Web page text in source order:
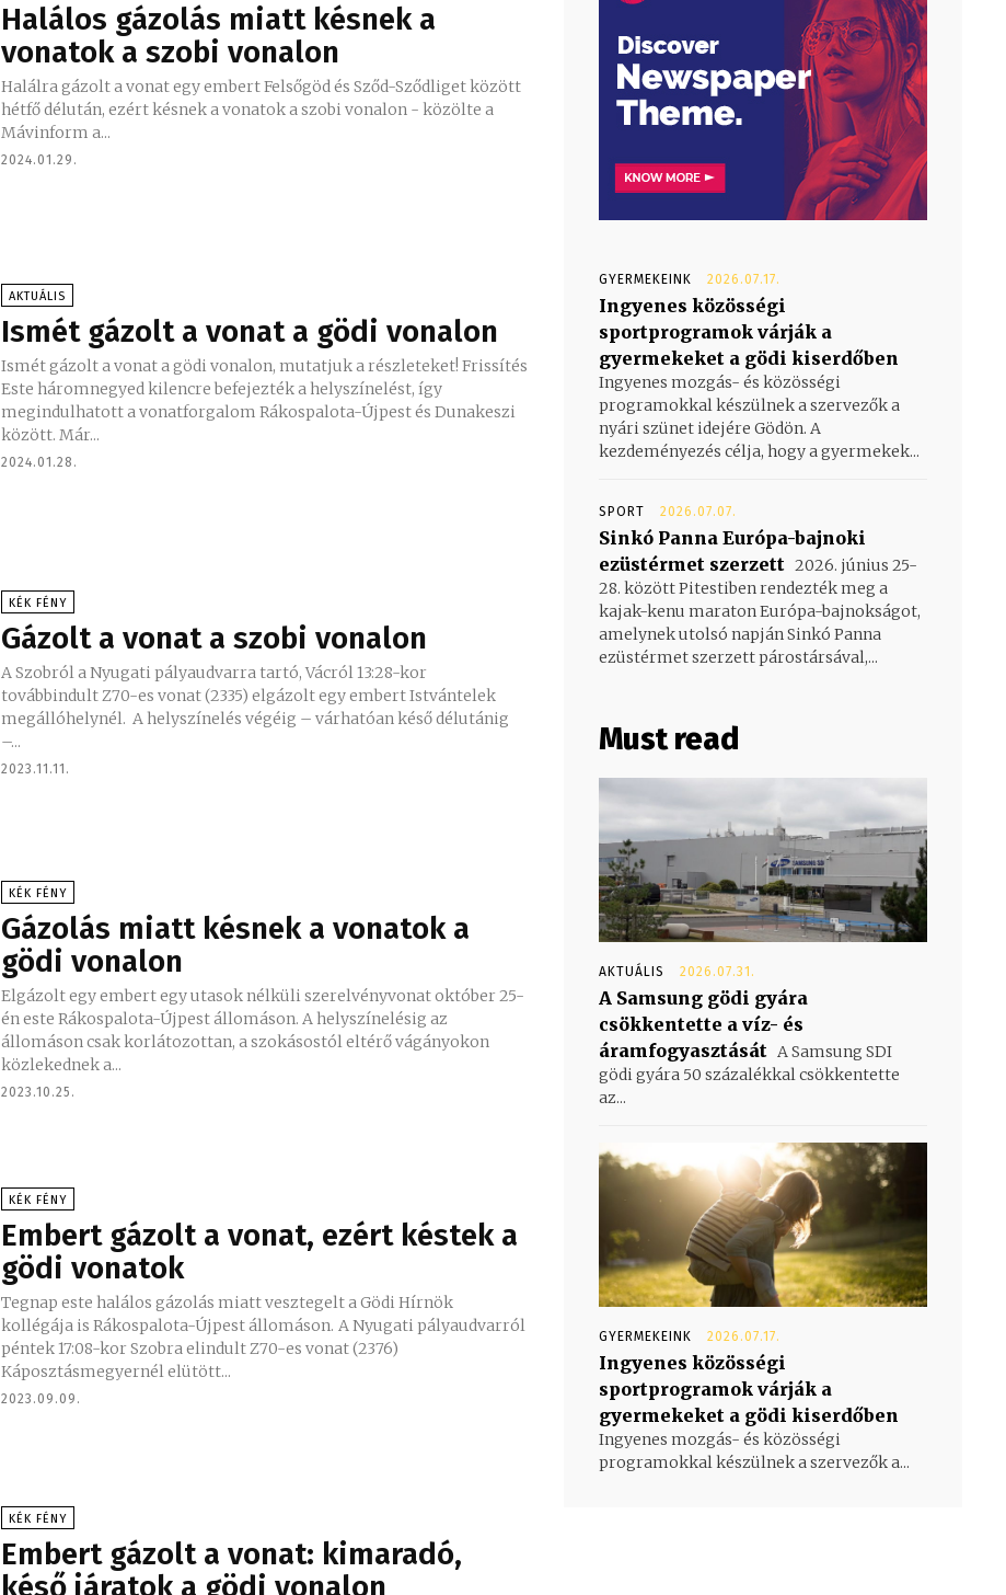
Halálos gázolás miatt késnek a
vonatok a szobi vonalon
Halálra gázolt a vonat egy embert Felsőgöd és Sződ-Sződliget között
hétfő délután, ezért késnek a vonatok a szobi vonalon - közölte a
Mávinform a...
2024.01.29.
AKTUÁLIS
Ismét gázolt a vonat a gödi vonalon
Ismét gázolt a vonat a gödi vonalon, mutatjuk a részleteket! Frissítés
Este háromnegyed kilencre befejezték a helyszínelést, így
megindulhatott a vonatforgalom Rákospalota-Újpest és Dunakeszi
között. Már...
2024.01.28.
KÉK FÉNY
Gázolt a vonat a szobi vonalon
A Szobról a Nyugati pályaudvarra tartó, Vácról 13:28-kor
továbbindult Z70-es vonat (2335) elgázolt egy embert Istvántelek
megállóhelynél. A helyszínelés végéig – várhatóan késő délutánig
–...
2023.11.11.
KÉK FÉNY
Gázolás miatt késnek a vonatok a
gödi vonalon
Elgázolt egy embert egy utasok nélküli szerelvényvonat október 25-
én este Rákospalota-Újpest állomáson. A helyszínelésig az
állomáson csak korlátozottan, a szokásostól eltérő vágányokon
közlekednek a...
2023.10.25.
KÉK FÉNY
Embert gázolt a vonat, ezért késtek a
gödi vonatok
Tegnap este halálos gázolás miatt vesztegelt a Gödi Hírnök
kollégája is Rákospalota-Újpest állomáson. A Nyugati pályaudvarról
péntek 17:08-kor Szobra elindult Z70-es vonat (2376)
Káposztásmegyernél elütött...
2023.09.09.
KÉK FÉNY
Embert gázolt a vonat: kimaradó,
késő járatok a gödi vonalon
GYERMEKEINK 2026.07.17.
Ingyenes közösségi
sportprogramok várják a
gyermekeket a gödi kiserdőben
Ingyenes mozgás- és közösségi
programokkal készülnek a szervezők a
nyári szünet idejére Gödön. A
kezdeményezés célja, hogy a gyermekek...
SPORT 2026.07.07.
Sinkó Panna Európa-bajnoki
ezüstérmet szerzett 2026. június 25-
28. között Pitestiben rendezték meg a
kajak-kenu maraton Európa-bajnokságot,
amelynek utolsó napján Sinkó Panna
ezüstérmet szerzett párostársával,...
Must read
AKTUÁLIS 2026.07.31.
A Samsung gödi gyára
csökkentette a víz- és
áramfogyasztását A Samsung SDI
gödi gyára 50 százalékkal csökkentette
az...
GYERMEKEINK 2026.07.17.
Ingyenes közösségi
sportprogramok várják a
gyermekeket a gödi kiserdőben
Ingyenes mozgás- és közösségi
programokkal készülnek a szervezők a...